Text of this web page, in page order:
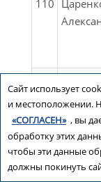
110
Илья
Сайт использует
и местоположении.
«СОГЛАСЕН» , вы
обработку этих
чтобы эти данные
должны покинуть